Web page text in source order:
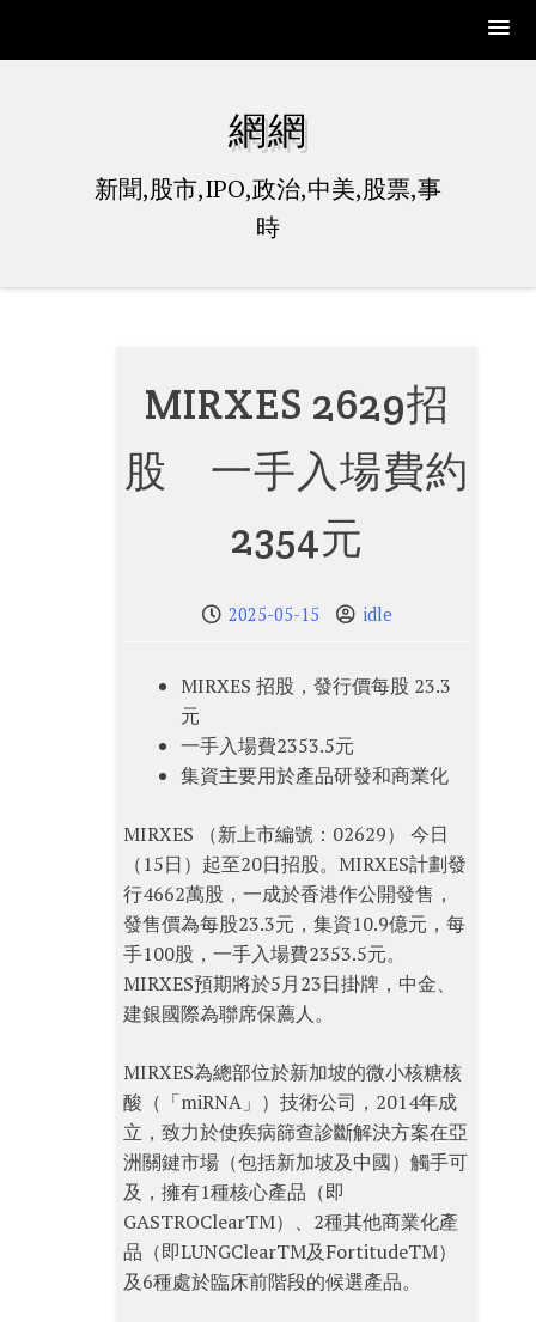
網網
新聞,股市,IPO,政治,中美,股票,事
時
MIRXES 2629招
股 一手入場費約
2354元
2025-05-15 idle
MIRXES 招股，發行價每股 23.3
元
一手入場費2353.5元
集資主要用於產品研發和商業化
MIRXES （新上市編號：02629） 今日
（15日）起至20日招股。MIRXES計劃發
行4662萬股，一成於香港作公開發售，
發售價為每股23.3元，集資10.9億元，每
手100股，一手入場費2353.5元。
MIRXES預期將於5月23日掛牌，中金、
建銀國際為聯席保薦人。
MIRXES為總部位於新加坡的微小核糖核
酸（「miRNA」）技術公司，2014年成
立，致力於使疾病篩查診斷解決方案在亞
洲關鍵市場（包括新加坡及中國）觸手可
及，擁有1種核心產品（即
GASTROClearTM）、2種其他商業化產
品（即LUNGClearTM及FortitudeTM）
及6種處於臨床前階段的候選產品。